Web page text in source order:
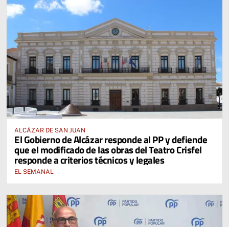
ALCÁZAR DE SAN JUAN
El Gobierno de Alcázar responde al PP y defiende
que el modificado de las obras del Teatro Crisfel
responde a criterios técnicos y legales
EL SEMANAL